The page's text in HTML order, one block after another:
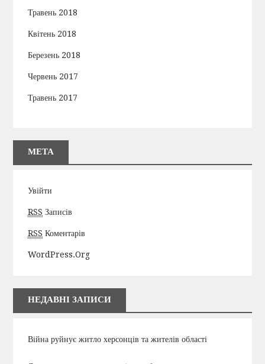
Травень 2018
Квітень 2018
Березень 2018
Червень 2017
Травень 2017
МЕТА
Увійти
RSS Записів
RSS Коментарів
WordPress.org
НЕДАВНІ ЗАПИСИ
Війна руйнує житло херсонців та жителів області